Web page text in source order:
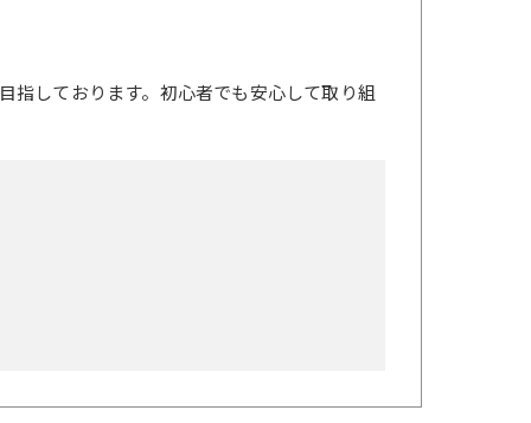
指しております。初心者でも安心して取り組